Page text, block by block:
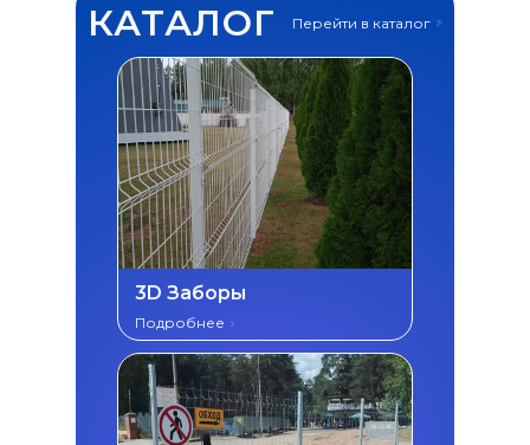
3D Заборы
Подробнее
КАТАЛОГ Перейти в каталог